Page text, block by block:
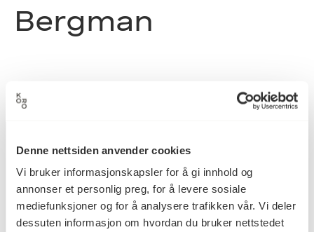
Denne nettsiden anvender cookies
Vi bruker informasjonskapsler for å gi innhold og
annonser et personlig preg, for å levere sosiale
mediefunksjoner og for å analysere trafikken vår. Vi deler
dessuten informasjon om hvordan du bruker nettstedet
Bergman
Postadresse